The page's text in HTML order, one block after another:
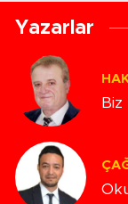
Yazarlar